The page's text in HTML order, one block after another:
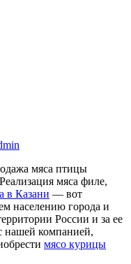
мяса птицы
мяса филе,
в Казани — вот
населению города и
России и за ее
нашей компанией,
мясо курицы